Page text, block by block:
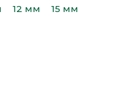
12 мм 15 мм